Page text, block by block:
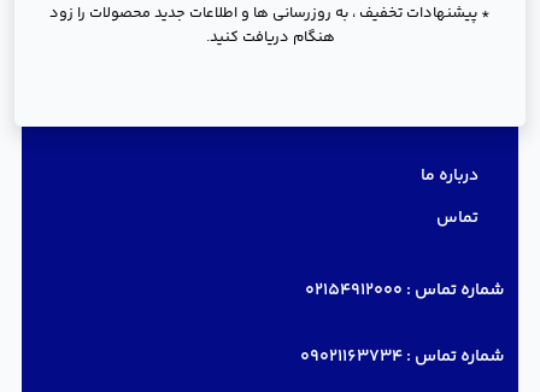
* پیشنهادات تخفیف ، به روزرسانی ها و اطلاعات جدید محصولات را زود
هنگام دریافت کنید.
درباره ما
تماس
شماره تماس : 02154912000
شماره تماس :09021163734